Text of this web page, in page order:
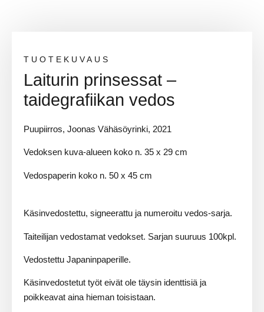
TUOTEKUVAUS
Laiturin prinsessat –
taidegrafiikan vedos
Puupiirros, Joonas Vähäsöyrinki, 2021
Vedoksen kuva-alueen koko n. 35 x 29 cm
Vedospaperin koko n. 50 x 45 cm
Käsinvedostettu, signeerattu ja numeroitu vedos-sarja.
Taiteilijan vedostamat vedokset. Sarjan suuruus 100kpl.
Vedostettu Japaninpaperille.
Käsinvedostetut työt eivät ole täysin identtisiä ja
poikkeavat aina hieman toisistaan.